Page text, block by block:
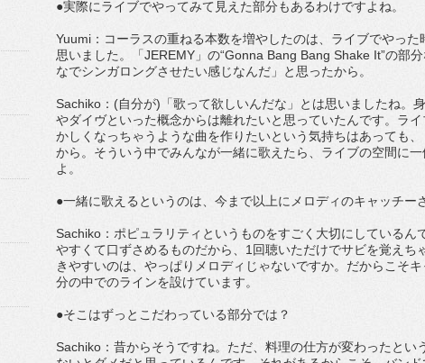
●実際にライブでやってみて見えた部分もあるわけですよね。
Yuumi：コーラスの重ねる本数を増やしたのは、ライブでやっ
思いました。「JEREMY」の“Gonna Bang Bang Shake It”の部
なでシンガロングさせたい感じなんだ」と思ったから。
Sachiko：(自分が)「歌って欲しいんだな」とは思いましたね。
やダイヴといった概念からは離れたいと思っていたんです。ラ
かしくなっちゃうような曲を作りたいという気持ちはあっても
から。そういう中でみんなが一緒に歌えたら、ライブの空間に
よ。
●一緒に歌えるというのは、今まで以上にメロディのキャッチー
Sachiko：ポピュラリティというものをすごく大切にしているん
やすくて口ずさめるものだから、1回聴いただけでサビを覚え
きやすいのは、やっぱりメロディじゃないですか。だからこそ
分の中でのラインを設けています。
●そこはずっとこだわっている部分では？
Sachiko：昔からそうですね。ただ、料理の仕方が変わったと